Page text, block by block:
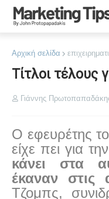
Αρχική σελίδα
Τίτλοι τέλους
Γιάννης
Ο εφευρέτης
είχε πει για
κάνει στα
έκαναν στις
Τζομπς,